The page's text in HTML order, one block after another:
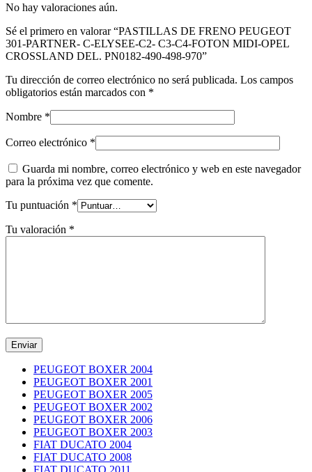
No hay valoraciones aún.
Sé el primero en valorar “PASTILLAS DE FRENO PEUGEOT
301-PARTNER- C-ELYSEE-C2- C3-C4-FOTON MIDI-OPEL
CROSSLAND DEL. PN0182-490-498-970”
Tu dirección de correo electrónico no será publicada. Los campos
obligatorios están marcados con *
Nombre *
Correo electrónico *
Guarda mi nombre, correo electrónico y web en este navegador
para la próxima vez que comente.
Tu puntuación *
Tu valoración *
PEUGEOT BOXER 2004
PEUGEOT BOXER 2001
PEUGEOT BOXER 2005
PEUGEOT BOXER 2002
PEUGEOT BOXER 2006
PEUGEOT BOXER 2003
FIAT DUCATO 2004
FIAT DUCATO 2008
FIAT DUCATO 2011